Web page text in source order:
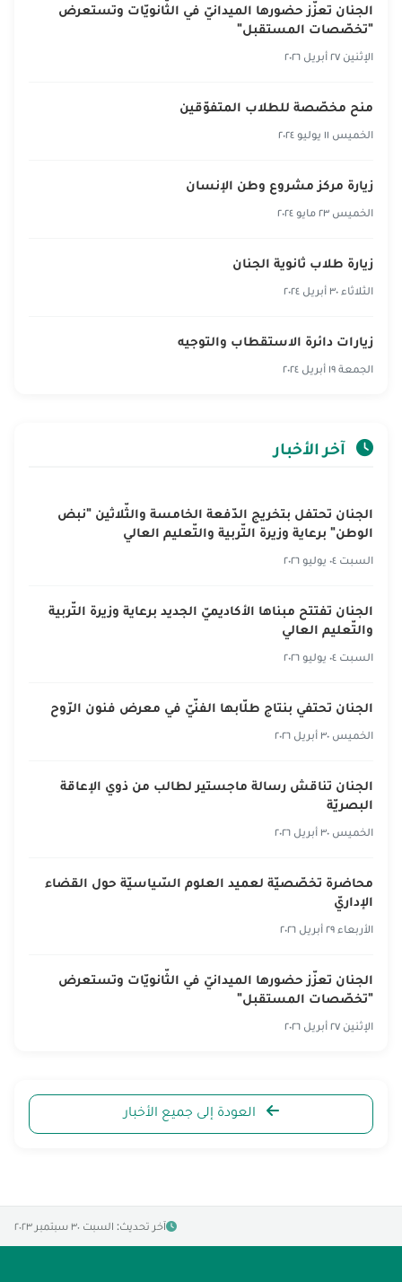
الجنان تعزّز حضورها الميدانيّ في الثّانويّات وتستعرض
"تخصّصات المستقبل"
الإثنين ٢٧ أبريل ٢٠٢٦
منح مخصّصة للطلاب المتفوّقين
الخميس ١١ يوليو ٢٠٢٤
زيارة مركز مشروع وطن الإنسان
الخميس ٢٣ مايو ٢٠٢٤
زيارة طلاب ثانوية الجنان‎
الثلاثاء ٣٠ أبريل ٢٠٢٤
زيارات دائرة الاستقطاب والتوجيه
الجمعة ١٩ أبريل ٢٠٢٤
آخر الأخبار
الجنان تحتفل بتخريج الدّفعة الخامسة والثّلاثين "نبض
الوطن" برعاية وزيرة التّربية والتّعليم العالي
السبت ٠٤ يوليو ٢٠٢٦
الجنان تفتتح مبناها الأكاديميّ الجديد برعاية وزيرة التّربية
والتّعليم العالي
السبت ٠٤ يوليو ٢٠٢٦
الجنان تحتفي بنتاج طلّابها الفنّيّ في معرض فنون الرّوح
الخميس ٣٠ أبريل ٢٠٢٦
الجنان تناقش رسالة ماجستير لطالب من ذوي الإعاقة
البصريّة
الخميس ٣٠ أبريل ٢٠٢٦
محاضرة تخصّصيّة لعميد العلوم السّياسيّة حول القضاء
الإداريّ
الأربعاء ٢٩ أبريل ٢٠٢٦
الجنان تعزّز حضورها الميدانيّ في الثّانويّات وتستعرض
"تخصّصات المستقبل"
الإثنين ٢٧ أبريل ٢٠٢٦
العودة إلى جميع الأخبار
آخر تحديث: السبت ٣٠ سبتمبر ٢٠٢٣